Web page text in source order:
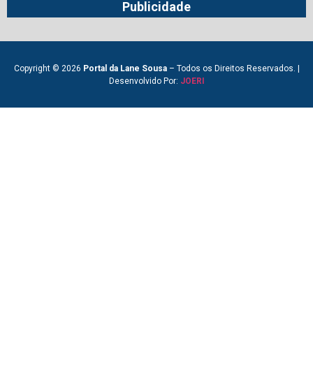
Publicidade
Copyright © 2026 Portal da Lane Sousa– Todos os Direitos Reservados. |
Desenvolvido Por: JOERI